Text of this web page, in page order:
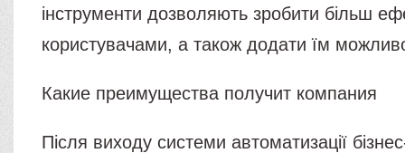
інструменти дозволяють зробити більш
користувачами, а також додати їм
Какие преимущества получит компания
Після виходу системи автоматизації